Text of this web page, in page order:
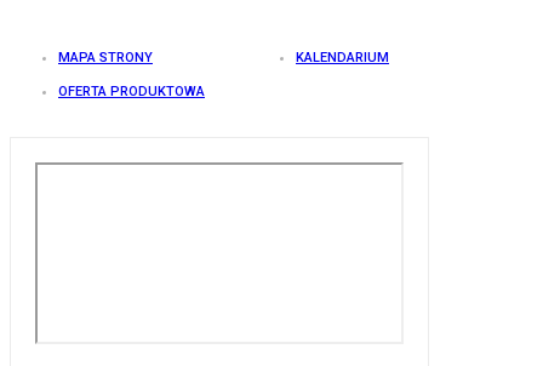
MAPA STRONY KALENDARIUM
OFERTA PRODUKTOWA